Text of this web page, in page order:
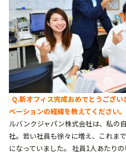
Q.新オフィス完成おめでとうござい
ベーションの経緯を教えてください。
ルバンクジャパン株式会社は、私の
社。若い社員も徐々に増え、これま
になっていました。 社員1人あたり